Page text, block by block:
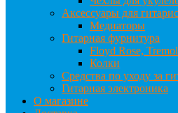
Аксессуары для
Медиаторы
Гитарная фурнитура
Floyd Rose,
Колки
Средства по уходу за
Гитарная электроника
О магазине